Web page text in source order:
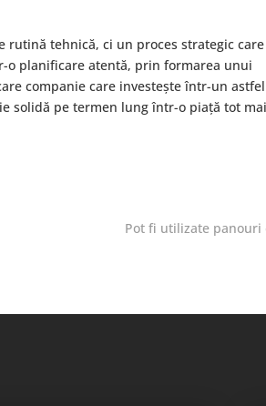
rutină tehnică, ci un proces strategic care
o planificare atentă, prin formarea unui
companie care investește într-un
solidă pe termen lung într-o piață tot mai
Pot fi utilizate panouri